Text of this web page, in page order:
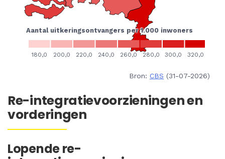
Bron: CBS (31-07-2026)
Re-integratievoorzieningen en
vorderingen
Lopende re-